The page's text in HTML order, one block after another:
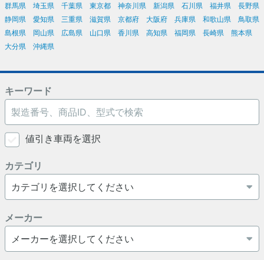
群馬県
埼玉県 千葉県 東京都 神奈川県 新潟県 石川県 福井県
長野県
静岡県
愛知県 三重県 滋賀県 京都府 大阪府 兵庫県 和歌山県
鳥取県
島根県
岡山県 広島県 山口県 香川県 高知県 福岡県 長崎県
熊本県
大分県
沖縄県
キーワード
値引き車両を選択
カテゴリ
メーカー